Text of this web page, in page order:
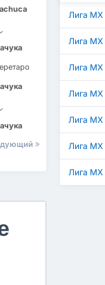
Лига МХ
Лига МХ
Лига МХ
Лига МХ
Лига МХ
Лига МХ
Лига МХ